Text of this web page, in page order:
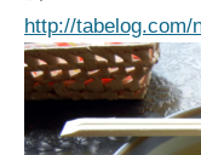
http://tabelog.com/